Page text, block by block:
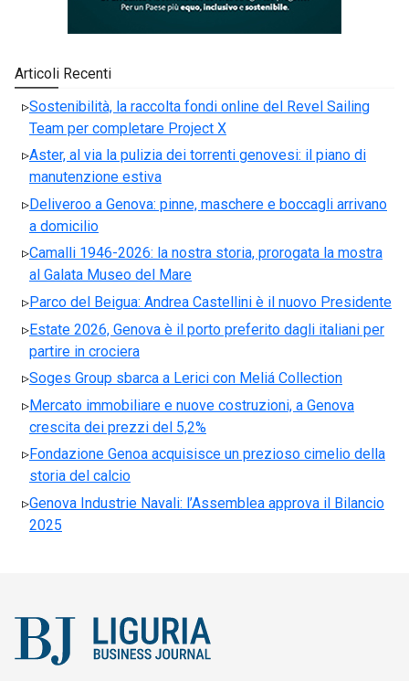
Articoli Recenti
Sostenibilità, la raccolta fondi online del Revel Sailing
Team per completare Project X
Aster, al via la pulizia dei torrenti genovesi: il piano di
manutenzione estiva
Deliveroo a Genova: pinne, maschere e boccagli arrivano
a domicilio
Camalli 1946-2026: la nostra storia, prorogata la mostra
al Galata Museo del Mare
Parco del Beigua: Andrea Castellini è il nuovo Presidente
Estate 2026, Genova è il porto preferito dagli italiani per
partire in crociera
Soges Group sbarca a Lerici con Meliá Collection
Mercato immobiliare e nuove costruzioni, a Genova
crescita dei prezzi del 5,2%
Fondazione Genoa acquisisce un prezioso cimelio della
storia del calcio
Genova Industrie Navali: l’Assemblea approva il Bilancio
2025